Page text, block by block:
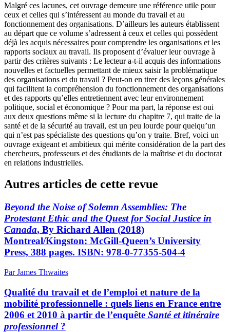
Malgré ces lacunes, cet ouvrage demeure une référence utile pour
ceux et celles qui s’intéressent au monde du travail et au
fonctionnement des organisations. D’ailleurs les auteurs établissent
au départ que ce volume s’adressent à ceux et celles qui possèdent
déjà les acquis nécessaires pour comprendre les organisations et les
rapports sociaux au travail. Ils proposent d’évaluer leur ouvrage à
partir des critères suivants : Le lecteur a-t-il acquis des informations
nouvelles et factuelles permettant de mieux saisir la problématique
des organisations et du travail ? Peut-on en tirer des leçons générales
qui facilitent la compréhension du fonctionnement des organisations
et des rapports qu’elles entretiennent avec leur environnement
politique, social et économique ? Pour ma part, la réponse est oui
aux deux questions même si la lecture du chapitre 7, qui traite de la
santé et de la sécurité au travail, est un peu lourde pour quelqu’un
qui n’est pas spécialiste des questions qu’on y traite. Bref, voici un
ouvrage exigeant et ambitieux qui mérite considération de la part des
chercheurs, professeurs et des étudiants de la maîtrise et du doctorat
en relations industrielles.
Autres articles de cette revue
Beyond the Noise of Solemn Assemblies: The
Protestant Ethic and the Quest for Social Justice in
Canada, By Richard Allen (2018)
Montreal/Kingston: McGill-Queen’s University
Press, 388 pages. ISBN: 978-0-77355-504-4
Par James Thwaites
Qualité du travail et de l’emploi et nature de la
mobilité professionnelle : quels liens en France entre
2006 et 2010 à partir de l’enquête Santé et itinéraire
professionnel?